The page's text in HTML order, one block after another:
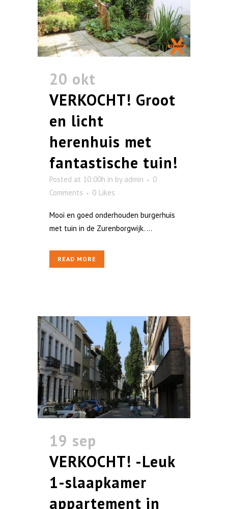
20 okt
VERKOCHT! Groot
en licht
herenhuis met
fantastische tuin!
Posted at 10:00h in by admin
0
Comments
0 Likes
Mooi en goed onderhouden burgerhuis
met tuin in de Zurenborgwijk. ...
READ MORE
19 sep
VERKOCHT! -Leuk
1-slaapkamer
appartement in